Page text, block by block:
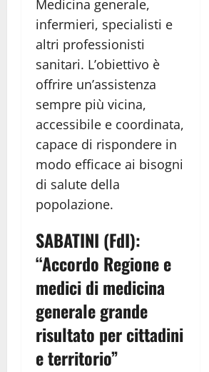
Medicina generale,
infermieri, specialisti e
altri professionisti
sanitari. L’obiettivo è
offrire un’assistenza
sempre più vicina,
accessibile e coordinata,
capace di rispondere in
modo efficace ai bisogni
di salute della
popolazione.
SABATINI (FdI):
“Accordo Regione e
medici di medicina
generale grande
risultato per cittadini
e territorio”